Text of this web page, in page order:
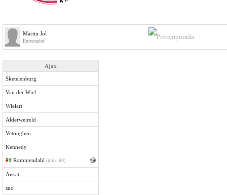
Martin Jol
Entrenador
Ajax
Sketelenburg
Van der Wiel
Wielart
Alderweireld
Vetonghen
Kennedy
Rommendahl (min. 60)
Aissati
sno